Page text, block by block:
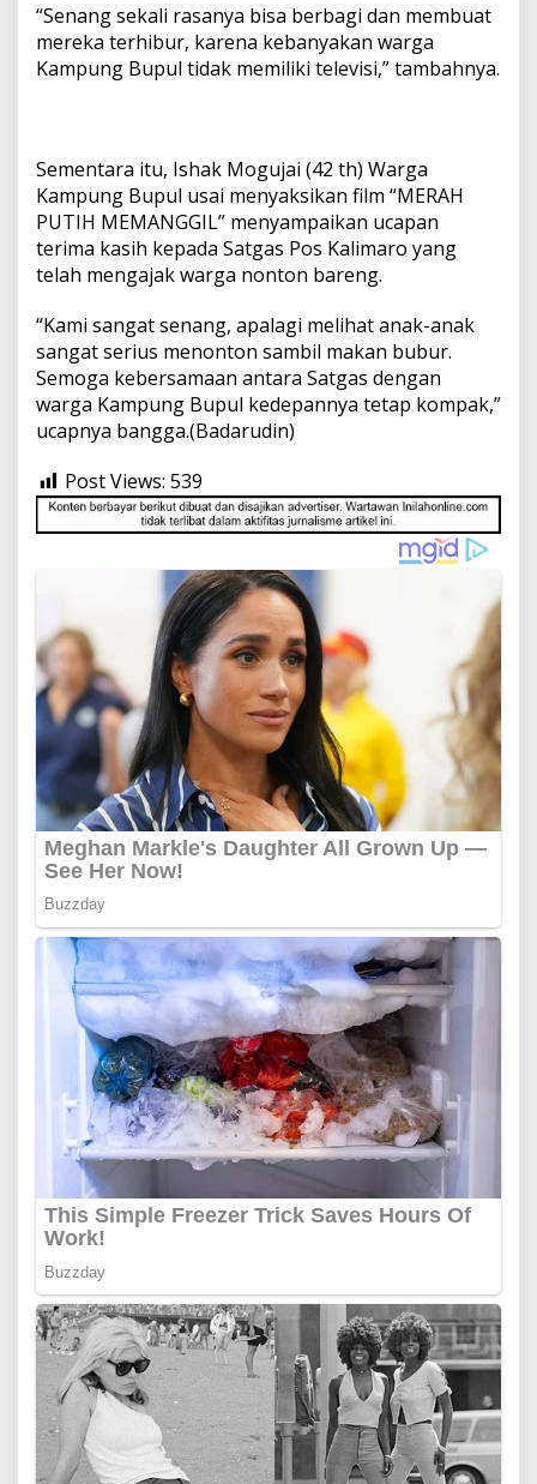
“Senang sekali rasanya bisa berbagi dan membuat
mereka terhibur, karena kebanyakan warga
Kampung Bupul tidak memiliki televisi,” tambahnya.
Sementara itu, Ishak Mogujai (42 th) Warga
Kampung Bupul usai menyaksikan film “MERAH
PUTIH MEMANGGIL” menyampaikan ucapan
terima kasih kepada Satgas Pos Kalimaro yang
telah mengajak warga nonton bareng.
“Kami sangat senang, apalagi melihat anak-anak
sangat serius menonton sambil makan bubur.
Semoga kebersamaan antara Satgas dengan
warga Kampung Bupul kedepannya tetap kompak,”
ucapnya bangga.(Badarudin)
Post Views: 539